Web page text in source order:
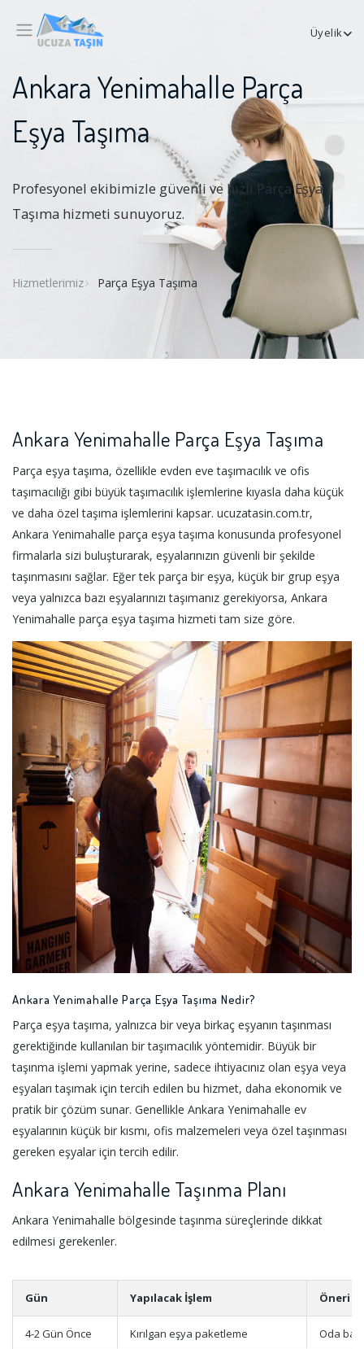
Üyelik
Ankara Yenimahalle Parça
Eşya Taşıma
Profesyonel ekibimizle güvenli ve hızlı Parça Eşya
Taşıma hizmeti sunuyoruz.
Hizmetlerimiz Parça Eşya Taşıma
Ankara Yenimahalle Parça Eşya Taşıma
Parça eşya taşıma, özellikle evden eve taşımacılık ve ofis
taşımacılığı gibi büyük taşımacılık işlemlerine kıyasla daha küçük
ve daha özel taşıma işlemlerini kapsar. ucuzatasin.com.tr,
Ankara Yenimahalle parça eşya taşıma konusunda profesyonel
firmalarla sizi buluşturarak, eşyalarınızın güvenli bir şekilde
taşınmasını sağlar. Eğer tek parça bir eşya, küçük bir grup eşya
veya yalnızca bazı eşyalarınızı taşımanız gerekiyorsa, Ankara
Yenimahalle parça eşya taşıma hizmeti tam size göre.
Ankara Yenimahalle Parça Eşya Taşıma Nedir?
Parça eşya taşıma, yalnızca bir veya birkaç eşyanın taşınması
gerektiğinde kullanılan bir taşımacılık yöntemidir. Büyük bir
taşınma işlemi yapmak yerine, sadece ihtiyacınız olan eşya veya
eşyaları taşımak için tercih edilen bu hizmet, daha ekonomik ve
pratik bir çözüm sunar. Genellikle Ankara Yenimahalle ev
eşyalarının küçük bir kısmı, ofis malzemeleri veya özel taşınması
gereken eşyalar için tercih edilir.
Ankara Yenimahalle Taşınma Planı
Ankara Yenimahalle bölgesinde taşınma süreçlerinde dikkat
edilmesi gerekenler.
Gün Yapılacak İşlem Öneri
4-2 Gün Önce Kırılgan eşya paketleme Oda